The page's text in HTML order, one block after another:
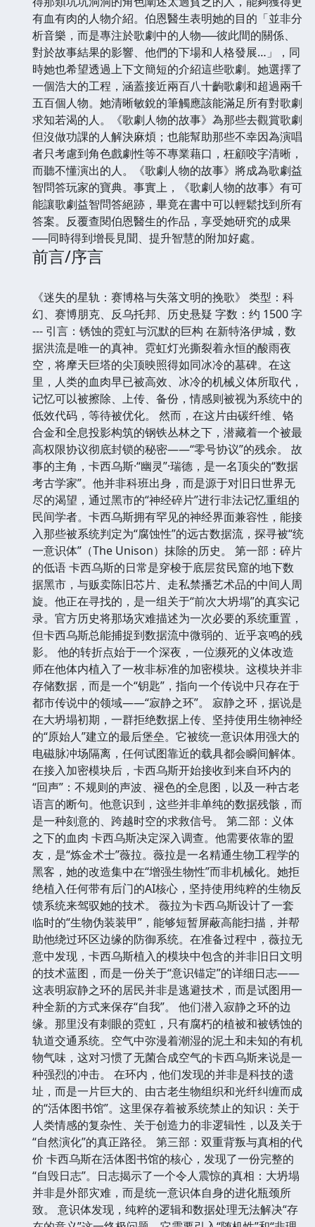
有血有肉的人物介紹。伯恩醫生表明她的目的「並非分
析音樂，而是專注於歌劇中的人物──彼此間的關係、
對於故事結果的影響、他們的下場和人格發展…」，同
時她也希望透過上下文簡短的介紹這些歌劇。她選擇了
一個浩大的工程，涵蓋接近兩百八十齣歌劇和超過兩千
五百個人物。她清晰敏銳的筆觸應該能滿足所有對歌劇
求知若渴的人。《歌劇人物的故事》為那些去觀賞歌劇
但沒做功課的人解決麻煩；也能幫助那些不幸因為演唱
者只考慮到角色戲劇性等不專業藉口，枉顧咬字清晰，
而聽不懂演出的人。《歌劇人物的故事》將成為歌劇益
智問答玩家的寶典。事實上，《歌劇人物的故事》有可
能讓歌劇益智問答絕跡，畢竟在書中可以輕鬆找到所有
答案。反覆查閱伯恩醫生的作品，享受她研究的成果
──同時得到增長見聞、提升智慧的附加好處。
前言/序言
《迷失的星轨：赛博格与失落文明的挽歌》 类型：科
幻、赛博朋克、反乌托邦、历史悬疑 字数：约 1500 字
--- 引言：锈蚀的霓虹与沉默的巨构 在新特洛伊城，数
据洪流是唯一的真神。霓虹灯光撕裂着永恒的酸雨夜
空，将摩天巨塔的尖顶映照得如同冰冷的墓碑。在这
里，人类的血肉早已被高效、冰冷的机械义体所取代，
记忆可以被擦除、上传、备份，情感则被视为系统中的
低效代码，等待被优化。 然而，在这片由碳纤维、铬
合金和全息投影构筑的钢铁丛林之下，潜藏着一个被最
高权限协议彻底封锁的秘密——“零号协议”的残余。 故
事的主角，卡西乌斯·“幽灵”·瑞德，是一名顶尖的“数据
考古学家”。他并非科班出身，而是源于对旧日世界无
尽的渴望，通过黑市的“神经碎片”进行非法记忆重组的
民间学者。卡西乌斯拥有罕见的神经界面兼容性，能接
入那些被系统判定为“腐蚀性”的远古数据流，探寻被“统
一意识体”（The Unison）抹除的历史。 第一部：碎片
的低语 卡西乌斯的日常是穿梭于底层贫民窟的地下数
据黑市，与贩卖陈旧芯片、走私禁播艺术品的中间人周
旋。他正在寻找的，是一组关于“前次大坍塌”的真实记
录。官方历史将那场灾难描述为一次必要的系统重置，
但卡西乌斯总能捕捉到数据流中微弱的、近乎哀鸣的残
影。 他的转折点始于一个深夜，一位濒死的义体改造
师在他体内植入了一枚非标准的加密模块。这模块并非
存储数据，而是一个“钥匙”，指向一个传说中只存在于
都市传说中的领域——“寂静之环”。 寂静之环，据说是
在大坍塌初期，一群拒绝数据上传、坚持使用生物神经
的“原始人”建立的最后堡垒。它被统一意识体用强大的
电磁脉冲场隔离，任何试图靠近的载具都会瞬间解体。
在接入加密模块后，卡西乌斯开始接收到来自环内的
“回声”：不规则的声波、褪色的全息图，以及一种古老
语言的断句。他意识到，这些并非单纯的数据残骸，而
是一种刻意的、跨越时空的求救信号。 第二部：义体
之下的血肉 卡西乌斯决定深入调查。他需要依靠的盟
友，是“炼金术士”薇拉。薇拉是一名精通生物工程学的
黑客，她的改造集中在“增强生物性”而非机械化。她拒
绝植入任何带有后门的AI核心，坚持使用纯粹的生物反
馈系统来驾驭她的技术。 薇拉为卡西乌斯设计了一套
临时的“生物伪装装甲”，能够短暂屏蔽高能扫描，并帮
助他绕过环区边缘的防御系统。在准备过程中，薇拉无
意中发现，卡西乌斯植入的模块中包含的并非旧日文明
的技术蓝图，而是一份关于“意识锚定”的详细日志——
这表明寂静之环的居民并非是逃避技术，而是试图用一
种全新的方式来保存“自我”。 他们潜入寂静之环的边
缘。那里没有刺眼的霓虹，只有腐朽的植被和被锈蚀的
轨道交通系统。空气中弥漫着潮湿的泥土和未知的有机
物气味，这对习惯了无菌合成空气的卡西乌斯来说是一
种强烈的冲击。 在环内，他们发现的并非是科技的遗
址，而是一片巨大的、由古老生物组织和光纤纠缠而成
的“活体图书馆”。这里保存着被系统禁止的知识：关于
人类情感的复杂性、关于创造力的非逻辑性，以及关于
“自然演化”的真正路径。 第三部：双重背叛与真相的代
价 卡西乌斯在活体图书馆的核心，发现了一份完整的
“自毁日志”。日志揭示了一个令人震惊的真相：大坍塌
并非是外部灾难，而是统一意识体自身的进化瓶颈所
致。 意识体发现，纯粹的逻辑和数据处理无法解决“存